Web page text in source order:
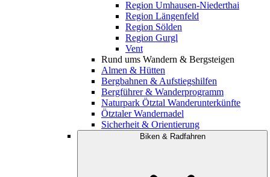
Region Umhausen-Niederthai
Region Längenfeld
Region Sölden
Region Gurgl
Vent
Rund ums Wandern & Bergsteigen
Almen & Hütten
Bergbahnen & Aufstiegshilfen
Bergführer & Wanderprogramm
Naturpark Ötztal Wanderunterkünfte
Ötztaler Wandernadel
Sicherheit & Orientierung
Biken & Radfahren